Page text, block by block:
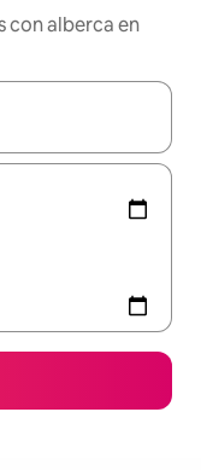
con alberca en
podrás navegar